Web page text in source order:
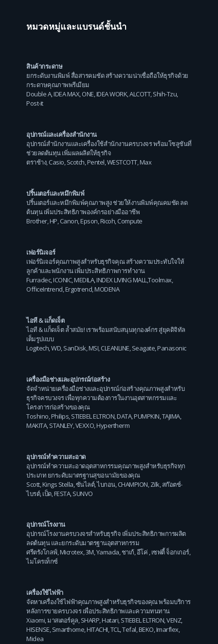
หมวดหมู่และแบรนด์ชั้นนำ
สินค้ากระดาษ
ยกระดับงานพิมพ์ สื่อสารคมชัด สร้างความน่าเชื่อถือให้ธุรกิจด้วย
กระดาษคุณภาพพรีเมียม
Double A,IDEA MAX,ONE,IDEA WORK,ALCOTT,Shih-Tzu,
Post-it
อุปกรณ์และเครื่องสำนักงาน
อุปกรณ์สำนักงานและเครื่องใช้สำนักงานครบวงจร พร้อมโซลูชันที่
ช่วยลดต้นทุน เพิ่มผลผลิตให้ธุรกิจ
ตราช้าง,Casio,Scotch,Pentel,WESTCOTT,Max
ปริ้นเตอร์และหมึกพิมพ์
ปริ้นเตอร์และหมึกพิมพ์คุณภาพสูง ช่วยให้งานพิมพ์คุณคมชัด ลด
ต้นทุน เพิ่มประสิทธิภาพองค์กรอย่างมืออาชีพ
Brother,HP,Canon,Epson,Ricoh,Compute
เฟอร์นิเจอร์
เฟอร์นิเจอร์คุณภาพสูงสำหรับธุรกิจคุณ สร้างความประทับใจให้
ลูกค้าและพนักงาน เพิ่มประสิทธิภาพการทำงาน
Furradec,ICONIC,MEDILA,INDEX LIVING MALL,Toolmax,
OfficeIntrend,Ergotrend,MODENA
ไอที & แก็ดเจ็ต
ไอที & แก็ดเจ็ต ล้ำสมัย! เราพร้อมสนับสนุนทุกองค์กร สู่ยุคดิจิทัล
เต็มรูปแบบ
Logitech,WD,SanDisk,MSI,CLEANLINE,Seagate,Panasonic
เครื่องมือช่างและอุปกรณ์ก่อสร้าง
จัดจำหน่ายเครื่องมือช่างและอุปกรณ์ก่อสร้างคุณภาพสูงสำหรับ
ธุรกิจครบวงจร เพื่อทุกความต้องการในงานอุตสาหกรรมและ
โครงการก่อสร้างของคุณ
Toshino,Philips,STIEBEL ELTRON,DATA,PUMPKIN,TAJIMA,
MAKITA,STANLEY,VEXXO,Hypertherm
อุปกรณ์ทำความสะอาด
อุปกรณ์ทำความสะอาดอุตสาหกรรมคุณภาพสูงสำหรับธุรกิจทุก
ประเภท ยกระดับมาตรฐานสุขอนามัยของคุณ
Scott, Kings Stella ซันไลต์,ไบกอน, CHAMPION Zilk สก๊อตช์-
ไบรต์, เป็ด, FESTA, SUNVO
อุปกรณ์โรงงาน
อุปกรณ์โรงงานครบวงจรสำหรับธุรกิจ เพิ่มประสิทธิภาพการผลิต
ลดต้นทุน และยกระดับมาตรฐานอุตสาหกรรม
ศรีตรังโกลฟ์,Microtex,3M,Yamada,ชาเก้,อีโค่ ,เซฟตี้ จ็อกเกอร์,
ไมโครเท็กซ์
เครื่องใช้ไฟฟ้า
จัดหาเครื่องใช้ไฟฟ้าคุณภาพสูงสำหรับธุรกิจของคุณ พร้อมบริการ
หลังการขายครบวงจร เพื่อประสิทธิภาพและความทนทาน
Xiaomi,มาสเตอร์คูล,SHARP,Hatari,STIEBEL ELTRON,VENZ,
HISENSE,Smarthome,HITACHI,TCL,Tefal,BEKO,Imarflex,
Midea